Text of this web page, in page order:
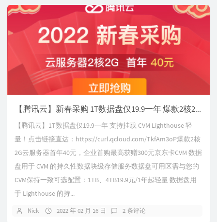
【腾讯云】新春采购 1T数据盘仅19.9一年 爆款2核2G云服务器首年40元
【腾讯云】1T数据盘仅19.9一年 支持挂载 CVM Lighthouse 轻
量！点击链接直达：https://curl.qcloud.com/TkfAm3oP爆款2核
2G云服务器首年40元，企业首购最高获赠300元京东卡CVM 数据
盘用于 CVM 的持久性数据块级存储服务数据盘可用区需与您的
CVM保持一致可选配置：1TB、4TB19.9元/1年起轻量 数据盘用
于 Lighthouse 的持...
Nick 2022 年 02 月 16 日 2 条评论